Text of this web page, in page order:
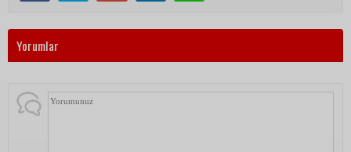
Yorumlar